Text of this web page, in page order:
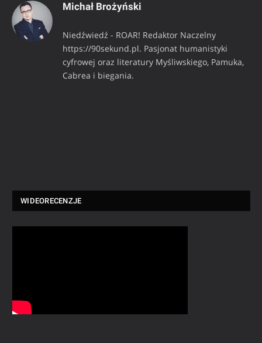
Michał Brożyński
Niedźwiedź - ROAR! Redaktor Naczelny
https://90sekund.pl. Pasjonat humanistyki
cyfrowej oraz literatury Myśliwskiego, Pamuka,
Cabrea i biegania.
WIDEORECENZJE